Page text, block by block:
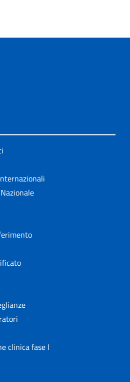
clinica fase I